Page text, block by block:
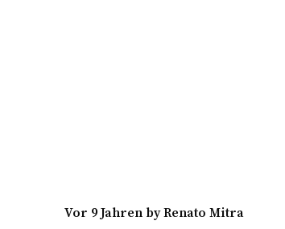
vor 9 Jahren byRenato Mitra